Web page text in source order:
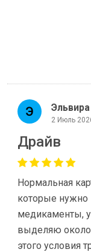
2 Июль
Драйв
Нормальная
которые нужно
медикаменты,
выделяю около
этого условия